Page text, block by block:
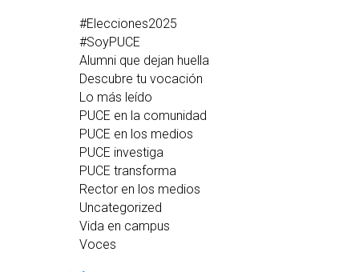
#Elecciones2025
#SoyPUCE
Alumni que dejan huella
Descubre tu vocación
Lo más leído
PUCE en la comunidad
PUCE en los medios
PUCE investiga
PUCE transforma
Rector en los medios
Uncategorized
Vida en campus
Voces